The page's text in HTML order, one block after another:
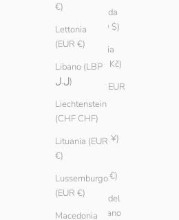
€)
Lettonia
(EUR €)
Libano (LBP
ل.ل)
Liechtenstein
(CHF CHF)
Lituania (EUR
€)
Lussemburgo
(EUR €)
Macedonia
Canada
(CAD $)
Cechia
(CZK Kč)
Cile (EUR
€)
Cina
(CNY ¥)
(EUR €)
Città del
Vaticano